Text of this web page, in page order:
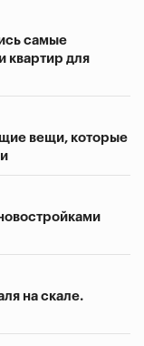
самые
квартир для
вещи, которые
на скале.